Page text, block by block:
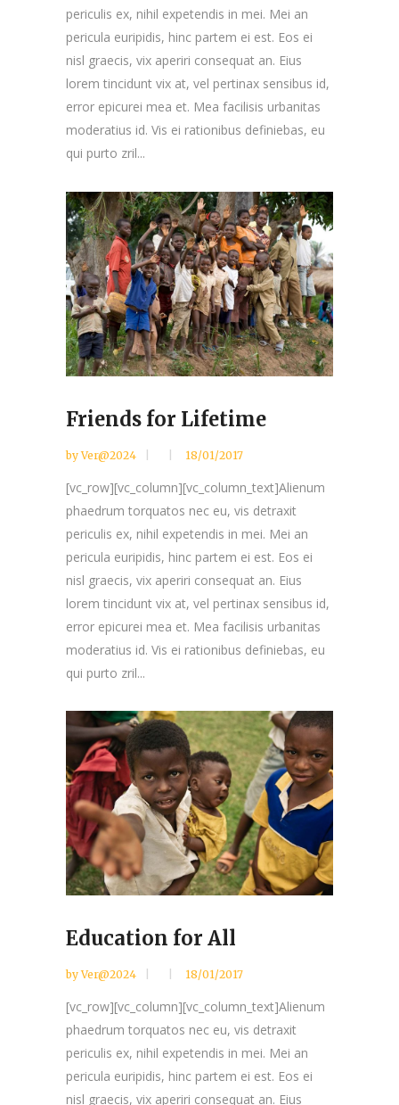
periculis ex, nihil expetendis in mei. Mei an
pericula euripidis, hinc partem ei est. Eos ei
nisl graecis, vix aperiri consequat an. Eius
lorem tincidunt vix at, vel pertinax sensibus id,
error epicurei mea et. Mea facilisis urbanitas
moderatius id. Vis ei rationibus definiebas, eu
qui purto zril...
Friends for Lifetime
byVer@2024 18/01/2017
[vc_row][vc_column][vc_column_text]Alienum
phaedrum torquatos nec eu, vis detraxit
periculis ex, nihil expetendis in mei. Mei an
pericula euripidis, hinc partem ei est. Eos ei
nisl graecis, vix aperiri consequat an. Eius
lorem tincidunt vix at, vel pertinax sensibus id,
error epicurei mea et. Mea facilisis urbanitas
moderatius id. Vis ei rationibus definiebas, eu
qui purto zril...
Education for All
byVer@2024 18/01/2017
[vc_row][vc_column][vc_column_text]Alienum
phaedrum torquatos nec eu, vis detraxit
periculis ex, nihil expetendis in mei. Mei an
pericula euripidis, hinc partem ei est. Eos ei
nisl graecis, vix aperiri consequat an. Eius